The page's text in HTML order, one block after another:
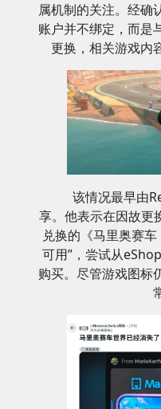
属机制的关注。经确
账户并不绑定，而是
更换，相关游戏内
该情况最早由
享。他表示在因故更
兑换的《马里奥赛
可用”，尝试从
购买。尽管游戏图标